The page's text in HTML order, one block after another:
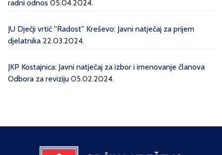
radni odnos 05.04.2024.
JU Dječji vrtić ''Radost'' Kreševo: Javni natječaj za prijem
djelatnika 22.03.2024.
JKP Kostajnica: Javni natječaj za izbor i imenovanje članova
Odbora za reviziju 05.02.2024.